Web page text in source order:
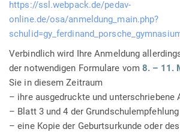
https://ssl.webpack.de/pedav-
online.de/osa/anmeldung_main.php?
Verbindlich wird Ihre Anmeldung
der notwendigen Formulare vom 8. – 11.
Sie in diesem Zeitraum
– ihre ausgedruckte und unterschriebene
– Blatt 3 und 4 der Grundschulempfehlung
– eine Kopie der Geburtsurkunde oder des